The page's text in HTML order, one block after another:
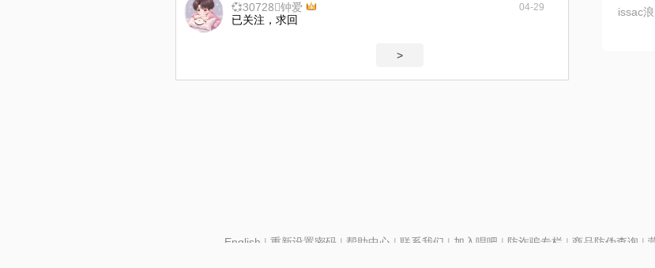
💞30728ꦿ钟爱 04-29
已关注，求回
>
English | 重新设置密码| 帮助中心 | 联系我们 | 加入唱吧 | 防诈骗专栏 | 商品防伪查询 |